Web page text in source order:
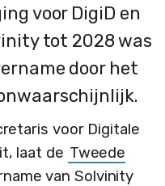
voor DigiD en
tot 2028 was
door het
voor Digitale
laat de Tweede
van Solvinity